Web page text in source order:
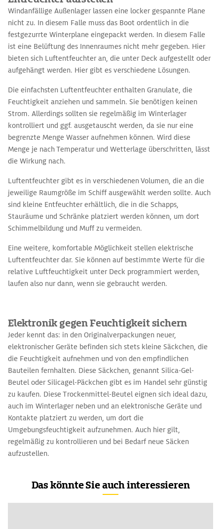
Windanfällige Außenlager lassen eine locker gespannte Plane
nicht zu. In diesem Falle muss das Boot ordentlich in die
festgezurrte Winterplane eingepackt werden. In diesem Falle
ist eine Belüftung des Innenraumes nicht mehr gegeben. Hier
bieten sich Luftentfeuchter an, die unter Deck aufgestellt oder
aufgehängt werden. Hier gibt es verschiedene Lösungen.
Die einfachsten Luftentfeuchter enthalten Granulate, die
Feuchtigkeit anziehen und sammeln. Sie benötigen keinen
Strom. Allerdings sollten sie regelmäßig im Winterlager
kontrolliert und ggf. ausgetauscht werden, da sie nur eine
begrenzte Menge Wasser aufnehmen können. Wird diese
Menge je nach Temperatur und Wetterlage überschritten, lässt
die Wirkung nach.
Luftentfeuchter gibt es in verschiedenen Volumen, die an die
jeweilige Raumgröße im Schiff ausgewählt werden sollte. Auch
sind kleine Entfeuchter erhältlich, die in die Schapps,
Stauräume und Schränke platziert werden können, um dort
Schimmelbildung und Muff zu vermeiden.
Eine weitere, komfortable Möglichkeit stellen elektrische
Luftentfeuchter dar. Sie können auf bestimmte Werte für die
relative Luftfeuchtigkeit unter Deck programmiert werden,
laufen also nur dann, wenn sie gebraucht werden.
Elektronik gegen Feuchtigkeit sichern
Jeder kennt das: in den Originalverpackungen neuer,
elektronischer Geräte befinden sich stets kleine Säckchen, die
die Feuchtigkeit aufnehmen und von den empfindlichen
Bauteilen fernhalten. Diese Säckchen, genannt Silica-Gel-
Beutel oder Silicagel-Päckchen gibt es im Handel sehr günstig
zu kaufen. Diese Trockenmittel-Beutel eignen sich ideal dazu,
auch im Winterlager neben und an elektronische Geräte und
Kontakte platziert zu werden, um dort die
Umgebungsfeuchtigkeit aufzunehmen. Auch hier gilt,
regelmäßig zu kontrollieren und bei Bedarf neue Säcken
aufzustellen.
Das könnte Sie auch interessieren